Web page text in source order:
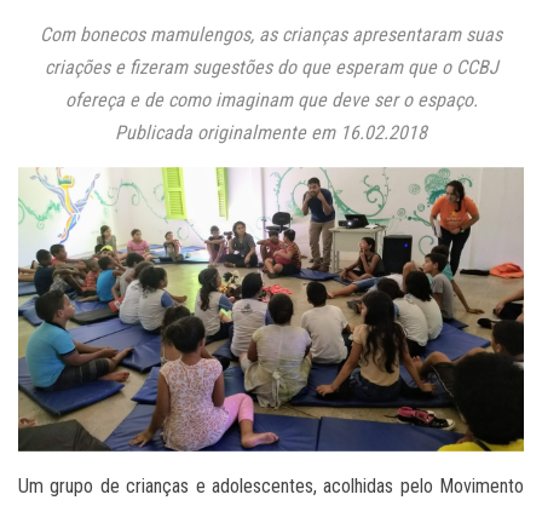
Com bonecos mamulengos, as crianças apresentaram suas
criações e fizeram sugestões do que esperam que o CCBJ
ofereça e de como imaginam que deve ser o espaço.
Publicada originalmente em 16.02.2018
Um grupo de crianças e adolescentes, acolhidas pelo Movimento